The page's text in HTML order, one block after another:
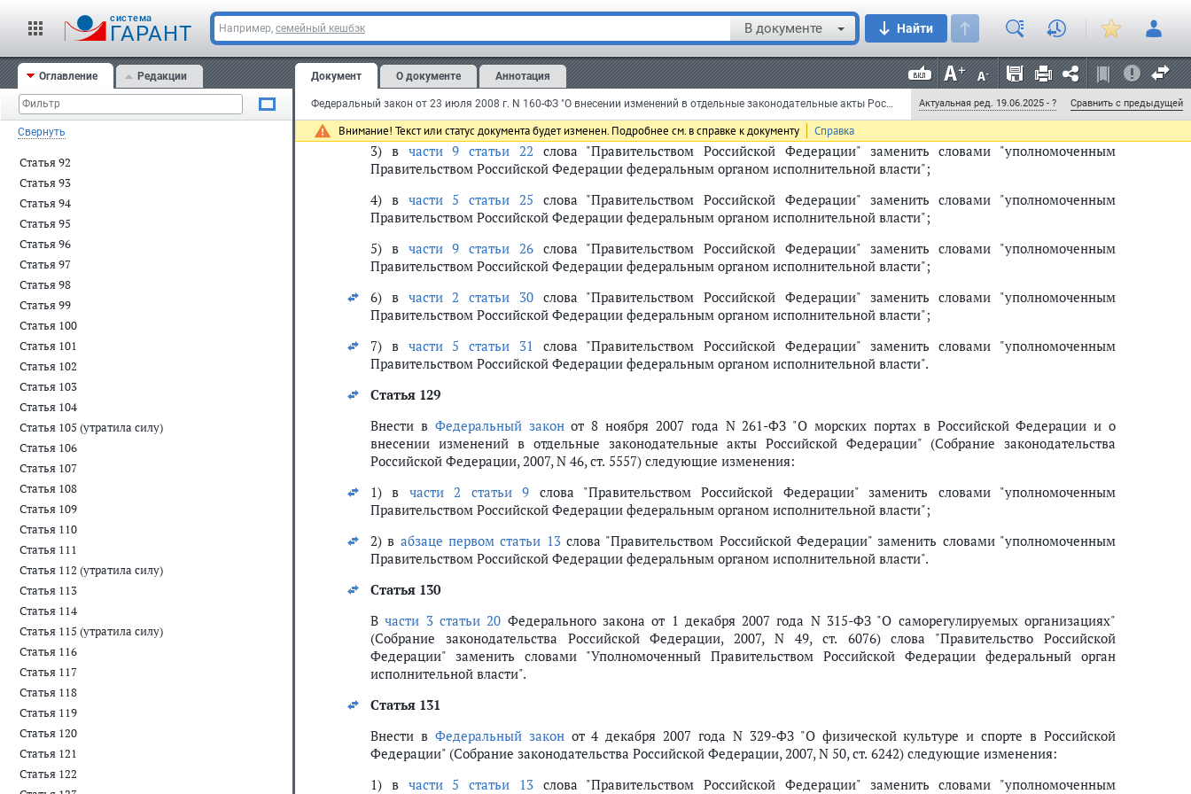
cистема
ГАРАНТ Например, семейный кешбэк В документе Найти
Оглавление Редакции
Свернуть
Статья 85
Статья 86
Статья 87
Статья 88
Статья 89
Статья 90
Статья 91
Статья 92
Статья 93
Статья 94
Статья 95
Статья 96
Статья 97
Статья 98
Статья 99
Статья 100
Статья 101
Статья 102
Статья 103
Статья 104
Статья 105 (утратила силу)
Статья 106
Статья 107
Статья 108
Статья 109
Статья 110
Статья 111
Статья 112 (утратила силу)
Статья 113
Статья 114
Статья 115 (утратила силу)
Статья 116
Статья 117
Статья 118
Статья 119
Статья 120
Статья 121
Статья 122
Документ О документе Аннотация
Федеральный закон от 23 июля 2008 г. N 160-ФЗ "О внесении изменений в отдельные законодательные акты Российской Федерации в связи с совершенствованием осуществления полномочий Правительства Российской Федерации" (с изменениями и дополнениями) Актуальная ред. 19.06.2025 - ? Сравнить с предыдущей
Внимание! Текст или статус документа будет изменен. Подробнее см. в справке к документу Справка
от 6 марта 2022 г. № 39-ФЗ
См. предыдущую редакцию
2) вчасти 4 статьи 17слова "Правительством Российской Федерации" заменить словами "уполномоченным
Правительством Российской Федерации федеральным органом исполнительной власти";
3) в части 9 статьи 22 слова "Правительством Российской Федерации" заменить словами "уполномоченным
Правительством Российской Федерации федеральным органом исполнительной власти";
4) в части 5 статьи 25 слова "Правительством Российской Федерации" заменить словами "уполномоченным
Правительством Российской Федерации федеральным органом исполнительной власти";
5) в части 9 статьи 26слова "Правительством Российской Федерации" заменить словами "уполномоченным
Правительством Российской Федерации федеральным органом исполнительной власти";
6) в части 2 статьи 30слова "Правительством Российской Федерации" заменить словами "уполномоченным
Правительством Российской Федерации федеральным органом исполнительной власти";
7) в части 5 статьи 31 слова "Правительством Российской Федерации" заменить словами "уполномоченным
Правительством Российской Федерации федеральным органом исполнительной власти".
Статья 129
Внести в Федеральный законот 8 ноября 2007 года N 261-ФЗ "О морских портах в Российской Федерации и о
внесении изменений в отдельные законодательные акты Российской Федерации" (Собрание законодательства
Российской Федерации, 2007, N 46, ст. 5557) следующие изменения:
1) в части 2 статьи 9 слова "Правительством Российской Федерации" заменить словами "уполномоченным
Правительством Российской Федерации федеральным органом исполнительной власти";
2) в абзаце первом статьи 13слова "Правительством Российской Федерации" заменить словами "уполномоченным
Правительством Российской Федерации федеральным органом исполнительной власти".
Статья 130
Вчасти 3 статьи 20 Федерального закона от 1 декабря 2007 года N 315-ФЗ "О саморегулируемых организациях"
(Собрание законодательства Российской Федерации, 2007, N 49, ст. 6076) слова "Правительство Российской
Федерации" заменить словами "Уполномоченный Правительством Российской Федерации федеральный орган
исполнительной власти".
Статья 131
Внести в Федеральный законот 4 декабря 2007 года N 329-ФЗ "О физической культуре и спорте в Российской
Федерации" (Собрание законодательства Российской Федерации, 2007, N 50, ст. 6242) следующие изменения:
1) в части 5 статьи 13слова "Правительством Российской Федерации" заменить словами "уполномоченным